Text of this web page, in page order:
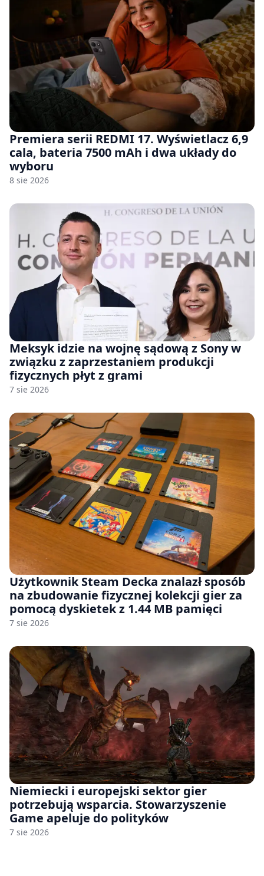
Premiera serii REDMI 17. Wyświetlacz 6,9
cala, bateria 7500 mAh i dwa układy do
wyboru
8 sie 2026
Meksyk idzie na wojnę sądową z Sony w
związku z zaprzestaniem produkcji
fizycznych płyt z grami
7 sie 2026
Użytkownik Steam Decka znalazł sposób
na zbudowanie fizycznej kolekcji gier za
pomocą dyskietek z 1.44 MB pamięci
7 sie 2026
Niemiecki i europejski sektor gier
potrzebują wsparcia. Stowarzyszenie
Game apeluje do polityków
7 sie 2026